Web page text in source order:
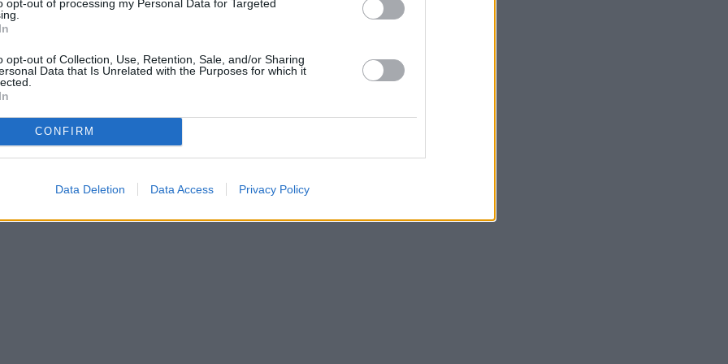
opt-out of processing my Personal Data for Targeted
opt-out of Collection, Use, Retention, Sale, and/or Sharing
Data that Is Unrelated with the Purposes for which it
CONFIRM
Data Deletion Data Access Privacy Policy
ή/και τις θέσεις των κομμάτων σχετικά
την καταπολέμηση του αλκοόλ, για την κατάχρηση
για το 2025», διευκρινίζει ο Geert Van
αλκοόλ θα διασφαλίζουν ότι οι
με μέτρο και υπευθυνότητα μέσω ενός νέου
επιβλαβής για την υγεία».